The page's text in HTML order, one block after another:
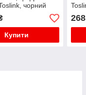
чорний
Купити